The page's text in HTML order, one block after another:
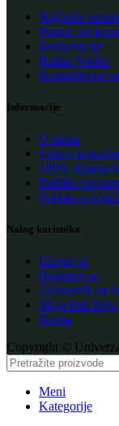
Najčešće
Pomoć pri
Reklamacije
Radno Vreme
Kontaktirajte
Informacije
O nama
Uslovi
100% sigurna
Politika
Politika o
Nalog korisnika
Uloguj se
Registruj se
Zaboravili ste
Moja lista želja
Korpa
Copyright ©
Meni
Kategorije